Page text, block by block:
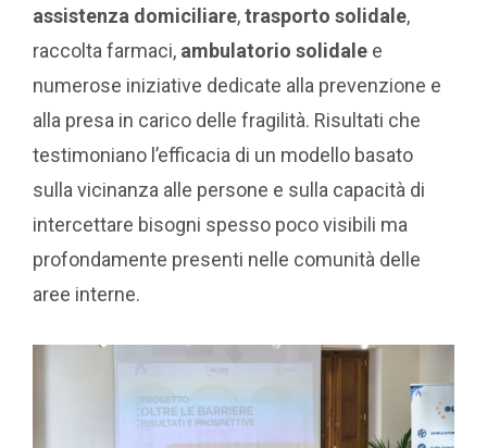
assistenza domiciliare,trasporto solidale,
raccolta farmaci, ambulatorio solidale e
numerose iniziative dedicate alla prevenzione e
alla presa in carico delle fragilità. Risultati che
testimoniano l’efficacia di un modello basato
sulla vicinanza alle persone e sulla capacità di
intercettare bisogni spesso poco visibili ma
profondamente presenti nelle comunità delle
aree interne.